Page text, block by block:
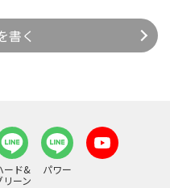
書く
ード&
リーン
パワー